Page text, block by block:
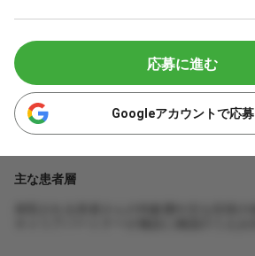
応募に進む
Googleアカウントで応募
主な患者層